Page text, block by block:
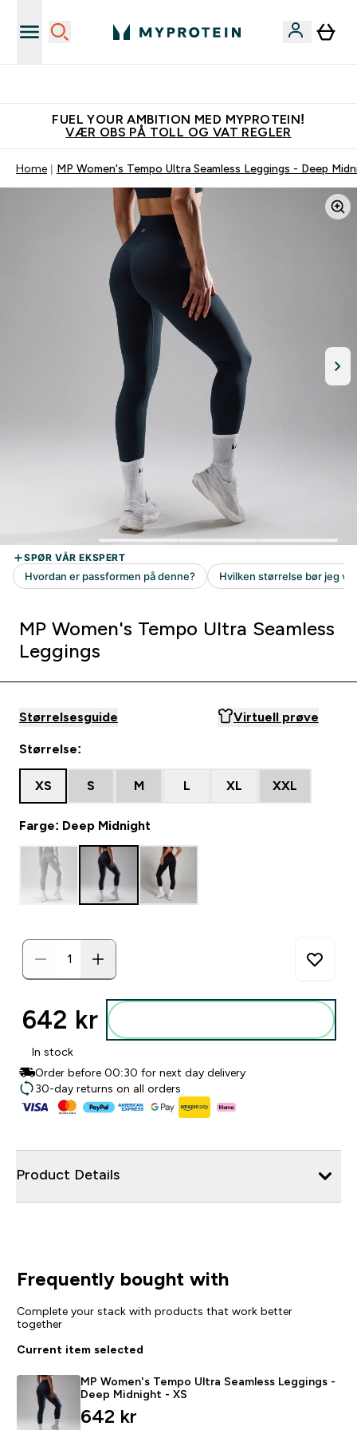
FUEL YOUR AMBITION MED MYPROTEIN!
VÆR OBS PÅ TOLL OG VAT REGLER
Home MP Women's Tempo Ultra Seamless Leggings - Deep
MP Women's Tempo Ultra Seamless
Leggings
Størrelsesguide Virtuell prøve
Størrelse:
XS S M L XL XXL
Farge: Deep Midnight
642 kr‎
In stock
Order before 00:30 for next day delivery
30-day returns on all orders
Product Details
Frequently bought with
Complete your stack with products that work better
together
Current item selected
MP Women's Tempo Ultra Seamless Leggings -
Deep Midnight - XS
642 kr‎